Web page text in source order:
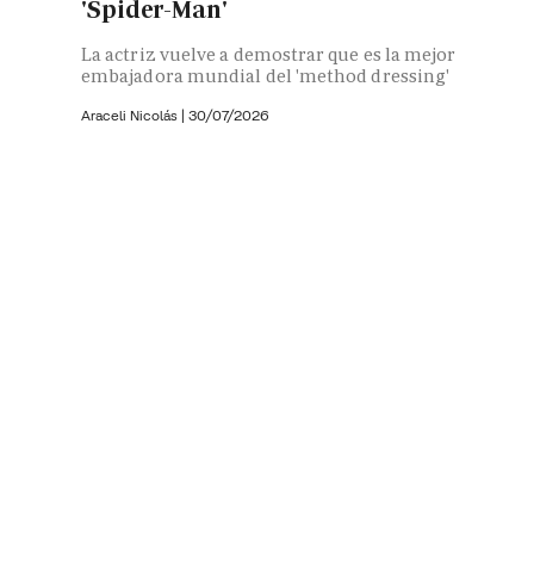
'Spider-Man'
La actriz vuelve a demostrar que es la mejor
embajadora mundial del 'method dressing'
Araceli Nicolás | 30/07/2026